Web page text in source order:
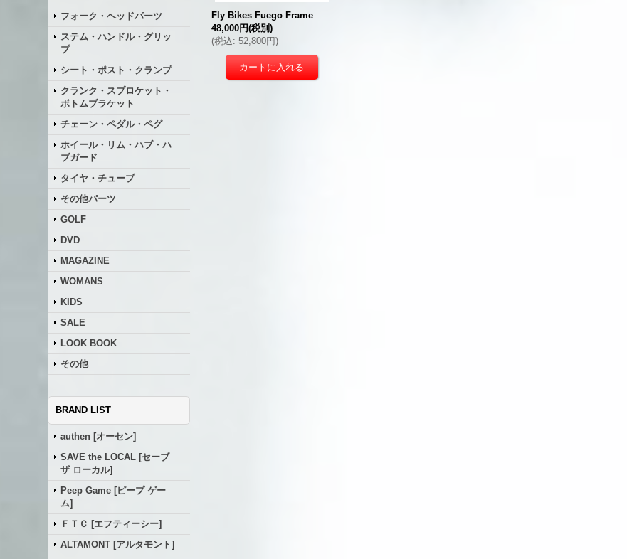
フォーク・ヘッドパーツ
ステム・ハンドル・グリッ
プ
シート・ポスト・クランプ
クランク・スプロケット・
ボトムブラケット
チェーン・ペダル・ペグ
ホイール・リム・ハブ・ハ
ブガード
タイヤ・チューブ
その他パーツ
GOLF
DVD
MAGAZINE
WOMANS
KIDS
SALE
LOOK BOOK
その他
BRAND LIST
authen [オーセン]
SAVE the LOCAL [セーブ
ザ ローカル]
Peep Game [ピープ ゲー
ム]
ＦＴＣ [エフティーシー]
ALTAMONT [アルタモント]
Fly Bikes Fuego Frame
48,000円(税別)
(税込: 52,800円)